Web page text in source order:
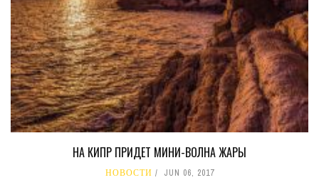
НА КИПР ПРИДЕТ МИНИ-ВОЛНА ЖАРЫ
НОВОСТИ JUN 06, 2017